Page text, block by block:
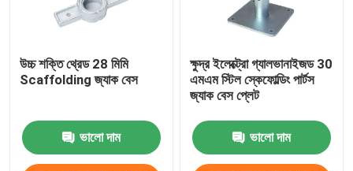
স্ক্যাফোোল্ডিং চাপা কাপলার
উচ্চ শক্তি থ্রেড 28 মিমি
Scaffolding জ্যাক বেস
ভালো দাম
ক্ষুদ্র ইলেক্ট্রো গ্যালভানাইজড 30
এমএম স্টিল স্কেফোল্ডিং পার্টস
জ্যাক বেস প্লেট
ভালো দাম